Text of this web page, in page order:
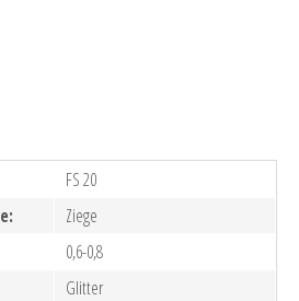
FS 20
Ziege
0,6-0,8
Glitter